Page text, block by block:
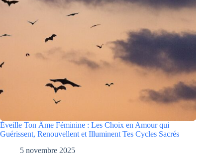
Éveille Ton Âme Féminine : Les Choix en Amour qui
Guérissent, Renouvellent et Illuminent Tes Cycles Sacrés
5 novembre 2025